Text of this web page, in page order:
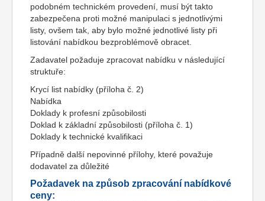
podobném technickém provedení, musí být takto
zabezpečena proti možné manipulaci s jednotlivými
listy, ovšem tak, aby bylo možné jednotlivé listy při
listování nabídkou bezproblémově obracet.
Zadavatel požaduje zpracovat nabídku v následující
struktuře:
Krycí list nabídky (příloha č. 2)
Nabídka
Doklady k profesní způsobilosti
Doklad k základní způsobilosti (příloha č. 1)
Doklady k technické kvalifikaci
Případně další nepovinné přílohy, které považuje
dodavatel za důležité
Požadavek na způsob zpracování nabídkové
ceny: